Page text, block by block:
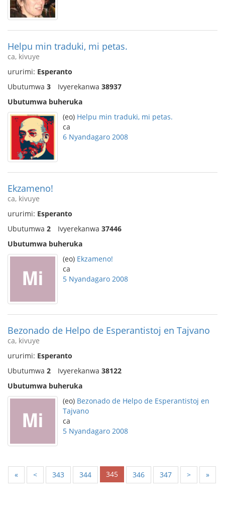
Helpu min traduki, mi petas.
ca, kivuye
ururimi: Esperanto
Ubutumwa 3 Ivyerekanwa 38937
Ubutumwa buheruka
(eo) Helpu min traduki, mi petas.
ca
6 Nyandagaro 2008
Ekzameno!
ca, kivuye
ururimi: Esperanto
Ubutumwa 2 Ivyerekanwa 37446
Ubutumwa buheruka
(eo) Ekzameno!
ca
5 Nyandagaro 2008
Bezonado de Helpo de Esperantistoj en Tajvano
ca, kivuye
ururimi: Esperanto
Ubutumwa 2 Ivyerekanwa 38122
Ubutumwa buheruka
(eo) Bezonado de Helpo de Esperantistoj en
Tajvano
ca
5 Nyandagaro 2008
« < 343 344 345 346 347 > »